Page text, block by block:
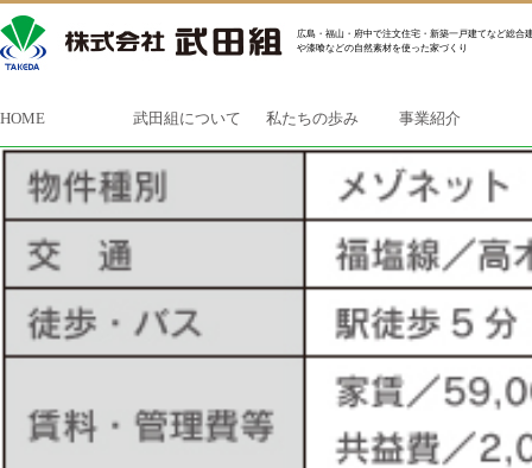
広島・福山・府中で注文住宅・新築一戸建てなど総合
や漆喰などの自然素材を使った家づくり
HOME 武田組について 私たちの歩み 事業紹介